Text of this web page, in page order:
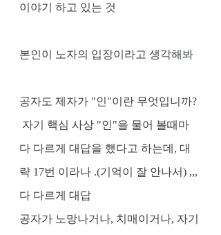
이야기 하고 있는 것
본인이 노자의 입장이라고 생각해봐
공자도 제자가 "인"이란 무엇입니까?
자기 핵심 사상 "인"을 물어 볼때마
다 다르게 대답을 했다고 하는데, 대
략 17번 이라나 .(기억이 잘 안나서) ,,,
다 다르게 대답
공자가 노망나거나, 치매이거나, 자기